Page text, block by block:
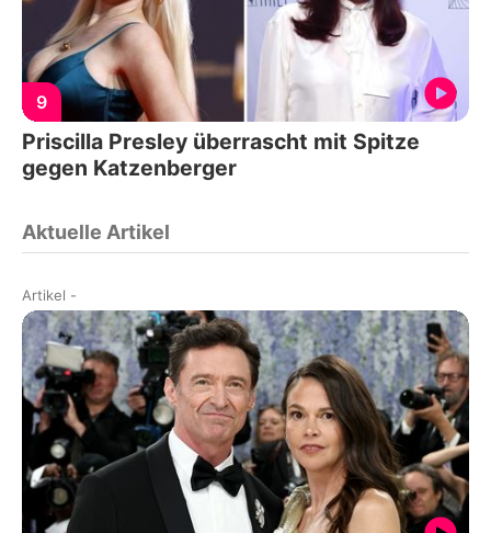
9
Priscilla Presley überrascht mit Spitze
gegen Katzenberger
Aktuelle Artikel
Artikel -